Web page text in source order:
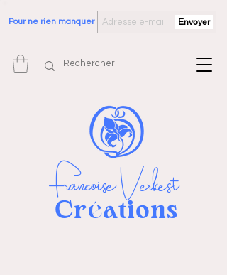
Pour ne rien manquer Envoyer
Françoise Verkest
Créations